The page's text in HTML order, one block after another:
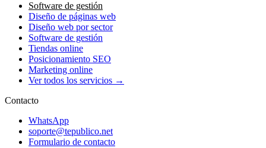
Software de gestión
Diseño de páginas web
Diseño web por sector
Software de gestión
Tiendas online
Posicionamiento SEO
Marketing online
Ver todos los servicios →
Contacto
WhatsApp
soporte@tepublico.net
Formulario de contacto